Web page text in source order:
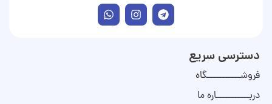
دسترسی سریع
فروشـــــــــــگاه
دربـــــــــــاره ما